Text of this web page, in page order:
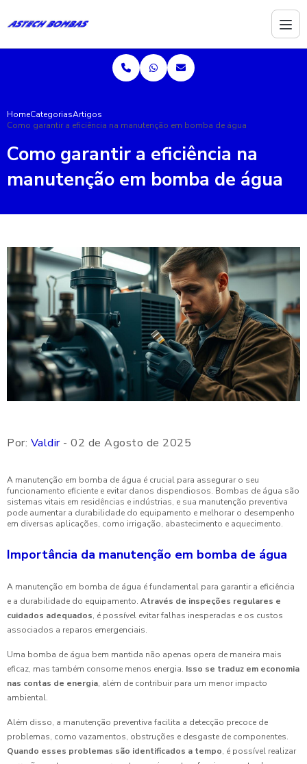
HomeCategoriasArtigos
Como garantir a eficiência na manutenção em bomba de água
Como garantir a eficiência na
manutenção em bomba de água
Por: Valdir- 02 de Agosto de 2025
A manutenção em bomba de água é crucial para assegurar o seu
funcionamento eficiente e evitar danos dispendiosos. Bombas de água são
sistemas vitais em residências e indústrias, e sua manutenção preventiva
pode aumentar a durabilidade do equipamento e melhorar o desempenho
em diversas aplicações, como irrigação, abastecimento e aquecimento.
Importância da manutenção em bomba de água
A manutenção em bomba de água é fundamental para garantir a eficiência
e a durabilidade do equipamento. Através de inspeções regulares e
cuidados adequados, é possível evitar falhas inesperadas e os custos
associados a reparos emergenciais.
Uma bomba de água bem mantida não apenas opera de maneira mais
eficaz, mas também consome menos energia. Isso se traduz em economia
nas contas de energia, além de contribuir para um menor impacto
ambiental.
Além disso, a manutenção preventiva facilita a detecção precoce de
problemas, como vazamentos, obstruções e desgaste de componentes.
Quando esses problemas são identificados a tempo, é possível realizar